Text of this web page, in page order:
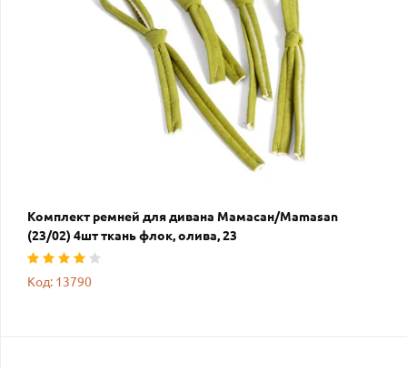
Комплект ремней для дивана Мамасан/Mamasan
(23/02) 4шт ткань флок, олива, 23
Код: 13790